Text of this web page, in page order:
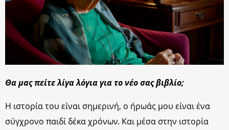
Θα μας πείτε λίγα λόγια για το νέο σας βιβλίο;
Η ιστορία του είναι σημερινή, ο ήρωάς μου είναι ένα
σύγχρονο παιδί δέκα χρόνων. Και μέσα στην ιστορία